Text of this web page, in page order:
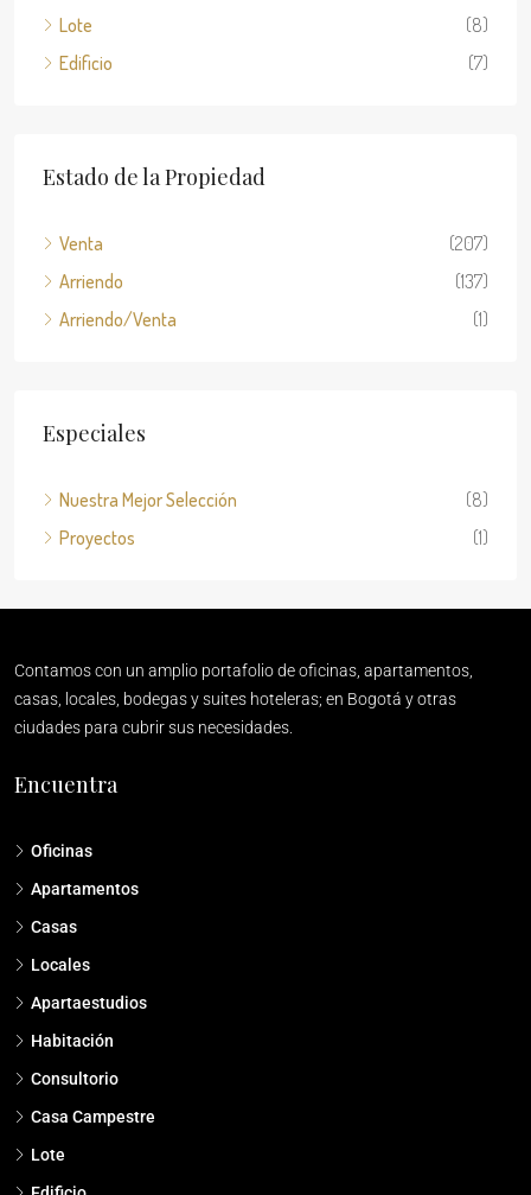
Lote
(8)
Edificio
(7)
Estado de la Propiedad
Venta
(207)
Arriendo
(137)
Arriendo/Venta
(1)
Especiales
Nuestra Mejor Selección
(8)
Proyectos
(1)
Contamos con un amplio portafolio de oficinas, apartamentos,
casas, locales, bodegas y suites hoteleras; en Bogotá y otras
ciudades para cubrir sus necesidades.
Encuentra
Oficinas
Apartamentos
Casas
Locales
Apartaestudios
Habitación
Consultorio
Casa Campestre
Lote